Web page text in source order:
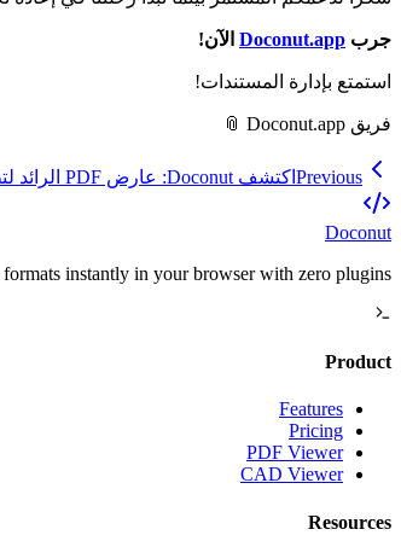
جرب Doconut.app الآن!
استمتع بإدارة المستندات!
فريق Doconut.app 📎
Previous اكتشف Doconut: عارض PDF الرائد لتطبيقك
Doconut
instantly in your browser with zero plugins.
Product
Features
Pricing
PDF Viewer
CAD Viewer
Resources